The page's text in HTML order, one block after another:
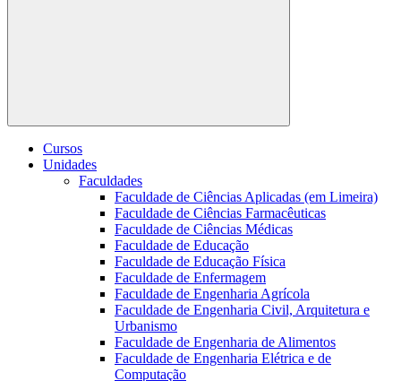
Buscar
Cursos
Unidades
Faculdades
Faculdade de Ciências Aplicadas (em Limeira)
Faculdade de Ciências Farmacêuticas
Faculdade de Ciências Médicas
Faculdade de Educação
Faculdade de Educação Física
Faculdade de Enfermagem
Faculdade de Engenharia Agrícola
Faculdade de Engenharia Civil, Arquitetura e
Urbanismo
Faculdade de Engenharia de Alimentos
Faculdade de Engenharia Elétrica e de
Computação